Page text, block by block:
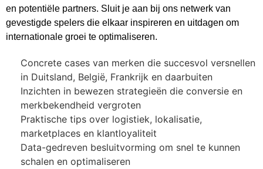
en potentiële partners. Sluit je aan bij ons netwerk van
gevestigde spelers die elkaar inspireren en uitdagen om
internationale groei te optimaliseren.
Concrete cases van merken die succesvol versnellen
in Duitsland, België, Frankrijk en daarbuiten
Inzichten in bewezen strategieën die conversie en
merkbekendheid vergroten
Praktische tips over logistiek, lokalisatie,
marketplaces en klantloyaliteit
Data-gedreven besluitvorming om snel te kunnen
schalen en optimaliseren